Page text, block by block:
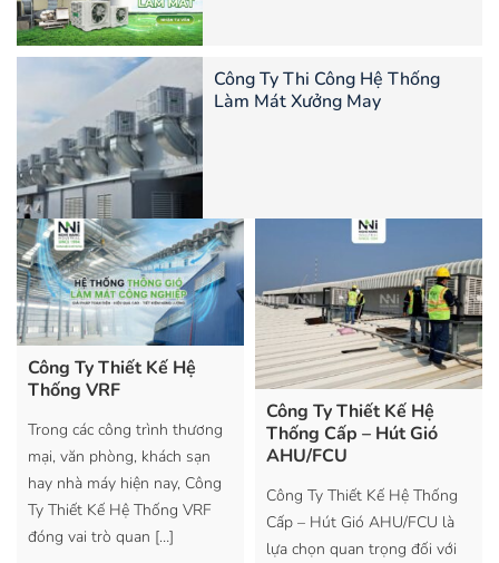
Công Ty Thi Công Hệ Thống
Làm Mát Xưởng May
Công Ty Thiết Kế Hệ
Thống VRF
Trong các công trình thương
mại, văn phòng, khách sạn
hay nhà máy hiện nay, Công
Ty Thiết Kế Hệ Thống VRF
đóng vai trò quan […]
Công Ty Thiết Kế Hệ
Thống Cấp – Hút Gió
AHU/FCU
Công Ty Thiết Kế Hệ Thống
Cấp – Hút Gió AHU/FCU là
lựa chọn quan trọng đối với